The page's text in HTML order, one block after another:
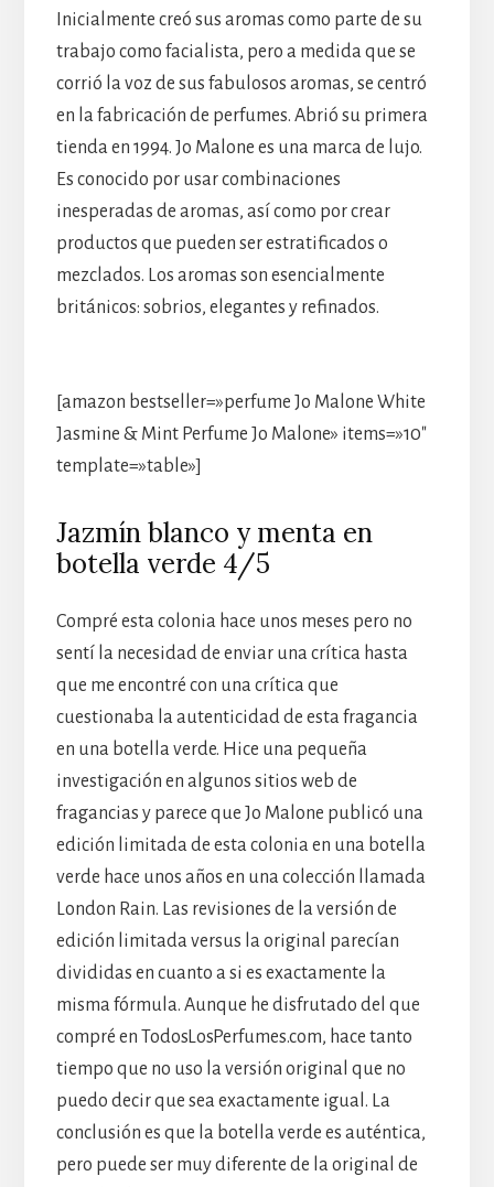
Inicialmente creó sus aromas como parte de su
trabajo como facialista, pero a medida que se
corrió la voz de sus fabulosos aromas, se centró
en la fabricación de perfumes. Abrió su primera
tienda en 1994. Jo Malone es una marca de lujo.
Es conocido por usar combinaciones
inesperadas de aromas, así como por crear
productos que pueden ser estratificados o
mezclados. Los aromas son esencialmente
británicos: sobrios, elegantes y refinados.
[amazon bestseller=»perfume Jo Malone White
Jasmine & Mint Perfume Jo Malone» items=»10″
template=»table»]
Jazmín blanco y menta en
botella verde 4/5
Compré esta colonia hace unos meses pero no
sentí la necesidad de enviar una crítica hasta
que me encontré con una crítica que
cuestionaba la autenticidad de esta fragancia
en una botella verde. Hice una pequeña
investigación en algunos sitios web de
fragancias y parece que Jo Malone publicó una
edición limitada de esta colonia en una botella
verde hace unos años en una colección llamada
London Rain. Las revisiones de la versión de
edición limitada versus la original parecían
divididas en cuanto a si es exactamente la
misma fórmula. Aunque he disfrutado del que
compré en TodosLosPerfumes.com, hace tanto
tiempo que no uso la versión original que no
puedo decir que sea exactamente igual. La
conclusión es que la botella verde es auténtica,
pero puede ser muy diferente de la original de